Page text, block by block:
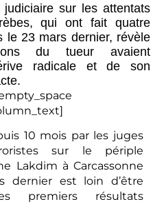
judiciaire sur les attentats
qui ont fait quatre
le 23 mars dernier, révèle
du tueur avaient
radicale et de son
10 mois par les juges
sur le périple
Lakdim à Carcassonne
dernier est loin d’être
premiers résultats